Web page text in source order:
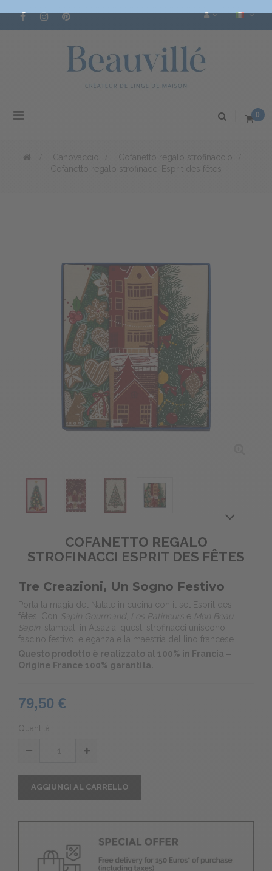
Navigazione
0
Canovaccio Cofanetto regalo strofinaccio
Cofanetto regalo strofinacci Esprit des fêtes
COFANETTO REGALO
STROFINACCI ESPRIT DES FÊTES
Tre Creazioni, Un Sogno Festivo
Porta la magia del Natale in cucina con il set Esprit des
fêtes. Con Sapin Gourmand, Les Patineurs e Mon Beau
Sapin , stampati in Alsazia, questi strofinacci uniscono
fascino festivo, eleganza e la maestria del lino francese.
Questo prodotto è realizzato al 100% in Francia –
Origine France 100% garantita.
79,50 €
Quantità
AGGIUNGI AL CARRELLO